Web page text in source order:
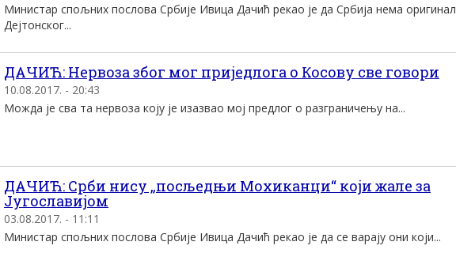
Министар спољних послова Србије Ивица Дачић рекао је да Србија нема оригинал
Дејтонског...
ДАЧИЋ: Нервоза због мог приједлога о Косову све говори
10.08.2017. - 20:43
Можда је сва та нервоза коју је изазвао мој предлог о разграничењу на...
ДАЧИЋ: Срби нису „посљедњи Мохиканци“ који жале за
Југославијом
03.08.2017. - 11:11
Министар спољних послова Србије Ивица Дачић рекао је да се варају они који...